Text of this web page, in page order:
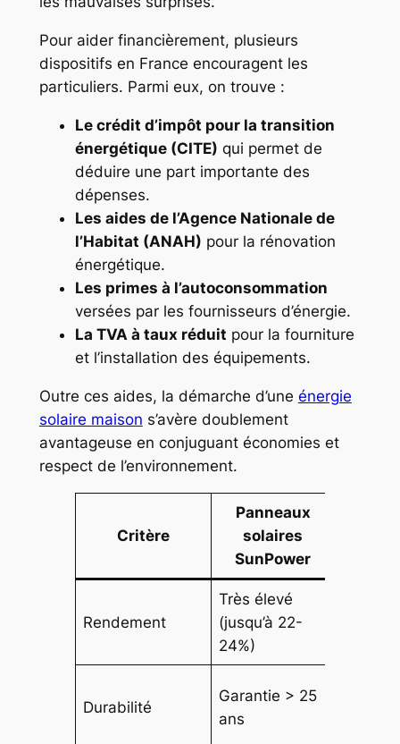
Pour aider financièrement, plusieurs
dispositifs en France encouragent les
particuliers. Parmi eux, on trouve :
Le crédit d’impôt pour la transition
énergétique (CITE) qui permet de
déduire une part importante des
dépenses.
Les aides de l’Agence Nationale de
l’Habitat (ANAH) pour la rénovation
énergétique.
Les primes à l’autoconsommation
versées par les fournisseurs d’énergie.
La TVA à taux réduit pour la fourniture
et l’installation des équipements.
Outre ces aides, la démarche d’une énergie
solaire maison s’avère doublement
avantageuse en conjuguant économies et
respect de l’environnement.
Critère
Panneaux
solaires
SunPower
Rendement
Très élevé
(jusqu’à 22-
24%)
Durabilité
Garantie > 25
ans